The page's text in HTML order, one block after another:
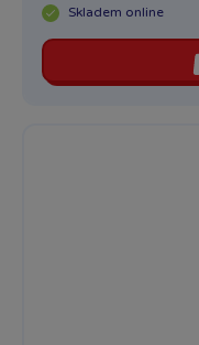
Skladem online